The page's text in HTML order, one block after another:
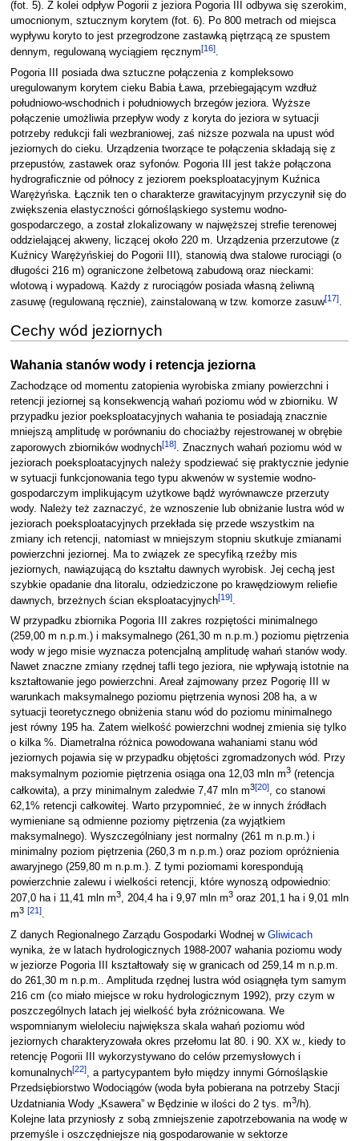
(fot. 5). Z kolei odpływ Pogorii z jeziora Pogoria III odbywa się szerokim,
umocnionym, sztucznym korytem (fot. 6). Po 800 metrach od miejsca
wypływu koryto to jest przegrodzone zastawką piętrzącą ze spustem
dennym, regulowaną wyciągiem ręcznym[16].
Pogoria III posiada dwa sztuczne połączenia z kompleksowo
uregulowanym korytem cieku Babia Ława, przebiegającym wzdłuż
południowo-wschodnich i południowych brzegów jeziora. Wyższe
połączenie umożliwia przepływ wody z koryta do jeziora w sytuacji
potrzeby redukcji fali wezbraniowej, zaś niższe pozwala na upust wód
jeziornych do cieku. Urządzenia tworzące te połączenia składają się z
przepustów, zastawek oraz syfonów. Pogoria III jest także połączona
hydrograficznie od północy z jeziorem poeksploatacyjnym Kuźnica
Warężyńska. Łącznik ten o charakterze grawitacyjnym przyczynił się do
zwiększenia elastyczności górnośląskiego systemu wodno-
gospodarczego, a został zlokalizowany w najwęższej strefie terenowej
oddzielającej akweny, liczącej około 220 m. Urządzenia przerzutowe (z
Kuźnicy Warężyńskiej do Pogorii III), stanowią dwa stalowe rurociągi (o
długości 216 m) ograniczone żelbetową zabudową oraz nieckami:
wlotową i wypadową. Każdy z rurociągów posiada własną żeliwną
zasuwę (regulowaną ręcznie), zainstalowaną w tzw. komorze zasuw[17].
Cechy wód jeziornych
Wahania stanów wody i retencja jeziorna
Zachodzące od momentu zatopienia wyrobiska zmiany powierzchni i
retencji jeziornej są konsekwencją wahań poziomu wód w zbiorniku. W
przypadku jezior poeksploatacyjnych wahania te posiadają znacznie
mniejszą amplitudę w porównaniu do chociażby rejestrowanej w obrębie
zaporowych zbiorników wodnych[18]. Znacznych wahań poziomu wód w
jeziorach poeksploatacyjnych należy spodziewać się praktycznie jedynie
w sytuacji funkcjonowania tego typu akwenów w systemie wodno-
gospodarczym implikującym użytkowe bądź wyrównawcze przerzuty
wody. Należy też zaznaczyć, że wznoszenie lub obniżanie lustra wód w
jeziorach poeksploatacyjnych przekłada się przede wszystkim na
zmiany ich retencji, natomiast w mniejszym stopniu skutkuje zmianami
powierzchni jeziornej. Ma to związek ze specyfiką rzeźby mis
jeziornych, nawiązującą do kształtu dawnych wyrobisk. Jej cechą jest
szybkie opadanie dna litoralu, odziedziczone po krawędziowym reliefie
dawnych, brzeżnych ścian eksploatacyjnych[19].
W przypadku zbiornika Pogoria III zakres rozpiętości minimalnego
(259,00 m n.p.m.) i maksymalnego (261,30 m n.p.m.) poziomu piętrzenia
wody w jego misie wyznacza potencjalną amplitudę wahań stanów wody.
Nawet znaczne zmiany rzędnej tafli tego jeziora, nie wpływają istotnie na
kształtowanie jego powierzchni. Areał zajmowany przez Pogorię III w
warunkach maksymalnego poziomu piętrzenia wynosi 208 ha, a w
sytuacji teoretycznego obniżenia stanu wód do poziomu minimalnego
jest równy 195 ha. Zatem wielkość powierzchni wodnej zmienia się tylko
o kilka %. Diametralna różnica powodowana wahaniami stanu wód
jeziornych pojawia się w przypadku objętości zgromadzonych wód. Przy
maksymalnym poziomie piętrzenia osiąga ona 12,03 mln m3(retencja
całkowita), a przy minimalnym zaledwie 7,47 mln m3[20], co stanowi
62,1% retencji całkowitej. Warto przypomnieć, że w innych źródłach
wymieniane są odmienne poziomy piętrzenia (za wyjątkiem
maksymalnego). Wyszczególniany jest normalny (261 m n.p.m.) i
minimalny poziom piętrzenia (260,3 m n.p.m.) oraz poziom opróżnienia
awaryjnego (259,80 m n.p.m.). Z tymi poziomami korespondują
powierzchnie zalewu i wielkości retencji, które wynoszą odpowiednio:
207,0 ha i 11,41 mln m3, 204,4 ha i 9,97 mln m3oraz 201,1 ha i 9,01 mln
m3 [21].
Z danych Regionalnego Zarządu Gospodarki Wodnej w Gliwicach
wynika, że w latach hydrologicznych 1988-2007 wahania poziomu wody
w jeziorze Pogoria III kształtowały się w granicach od 259,14 m n.p.m.
do 261,30 m n.p.m.. Amplituda rzędnej lustra wód osiągnęła tym samym
216 cm (co miało miejsce w roku hydrologicznym 1992), przy czym w
poszczególnych latach jej wielkość była zróżnicowana. We
wspomnianym wieloleciu największa skala wahań poziomu wód
jeziornych charakteryzowała okres przełomu lat 80. i 90. XX w., kiedy to
retencję Pogorii III wykorzystywano do celów przemysłowych i
komunalnych[22], a partycypantem było między innymi Górnośląskie
Przedsiębiorstwo Wodociągów (woda była pobierana na potrzeby Stacji
Uzdatniania Wody „Ksawera” w Będzinie w ilości do 2 tys. m3/h).
Kolejne lata przyniosły z sobą zmniejszenie zapotrzebowania na wodę w
przemyśle i oszczędniejsze nią gospodarowanie w sektorze